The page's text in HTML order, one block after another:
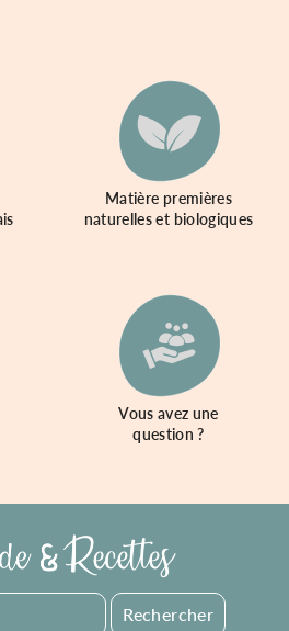
Matière premières
naturelles et biologiques
Vous avez une
question ?